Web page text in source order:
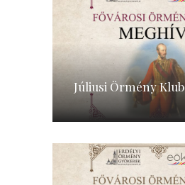
Júliusi Örmény Klub